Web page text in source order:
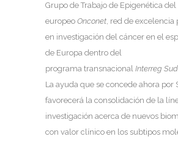
Grupo de Trabajo de Epigenética
europeo Onconet, red de excelencia
en investigación del cáncer en el
de Europa dentro del
programa transnacional Interreg
La ayuda que se concede ahora por
favorecerá la consolidación de la
investigación acerca de nuevos
con valor clínico en los subtipos